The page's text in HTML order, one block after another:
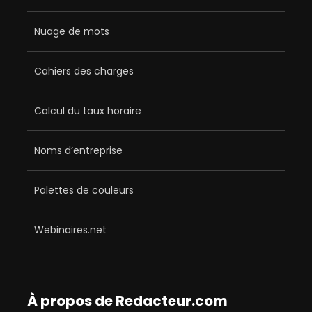
Nuage de mots
Cahiers des charges
Calcul du taux horaire
Noms d’entreprise
Palettes de couleurs
Webinaires.net
À propos de Redacteur.com